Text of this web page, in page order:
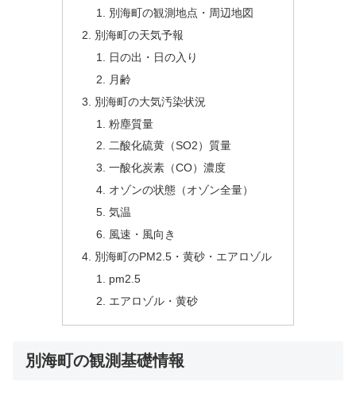
別海町の観測地点・周辺地図
別海町の天気予報
日の出・日の入り
月齢
別海町の大気汚染状況
粉塵質量
二酸化硫黄（SO2）質量
一酸化炭素（CO）濃度
オゾンの状態（オゾン全量）
気温
風速・風向き
別海町のPM2.5・黄砂・エアロゾル
pm2.5
エアロゾル・黄砂
別海町の観測基礎情報